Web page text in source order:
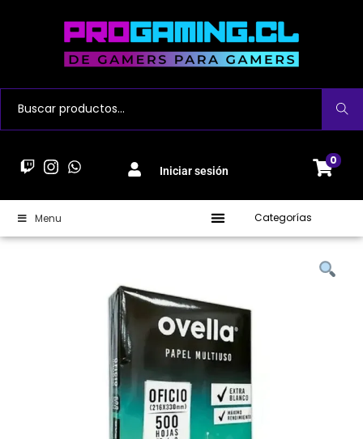
Buscar
Iniciar sesión
0
Menu Categorías